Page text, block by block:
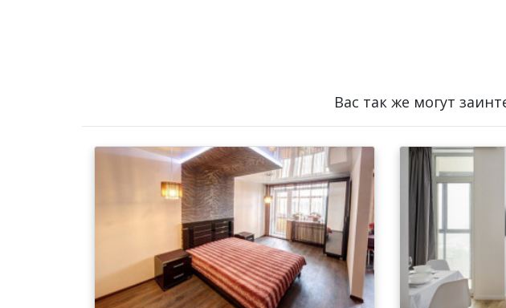
Вас так же могут